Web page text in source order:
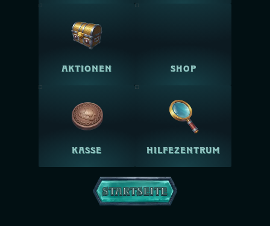
AKTIONEN SHOP
KASSE HILFEZENTRUM
STARTSEITE